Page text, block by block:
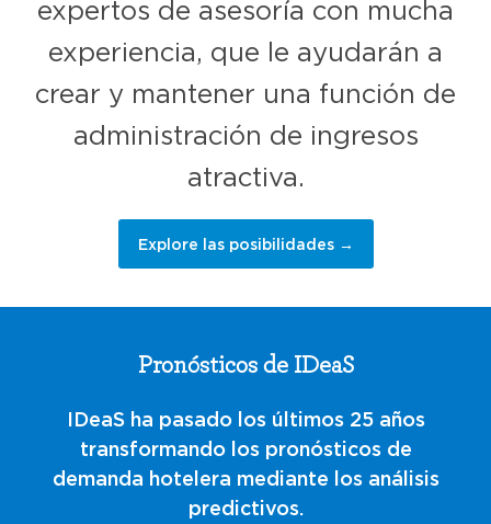
expertos de asesoría con mucha
experiencia, que le ayudarán a
crear y mantener una función de
administración de ingresos
atractiva.
Explore las posibilidades →
Pronósticos de IDeaS
IDeaS ha pasado los últimos 25 años
transformando los pronósticos de
demanda hotelera mediante los análisis
predictivos.